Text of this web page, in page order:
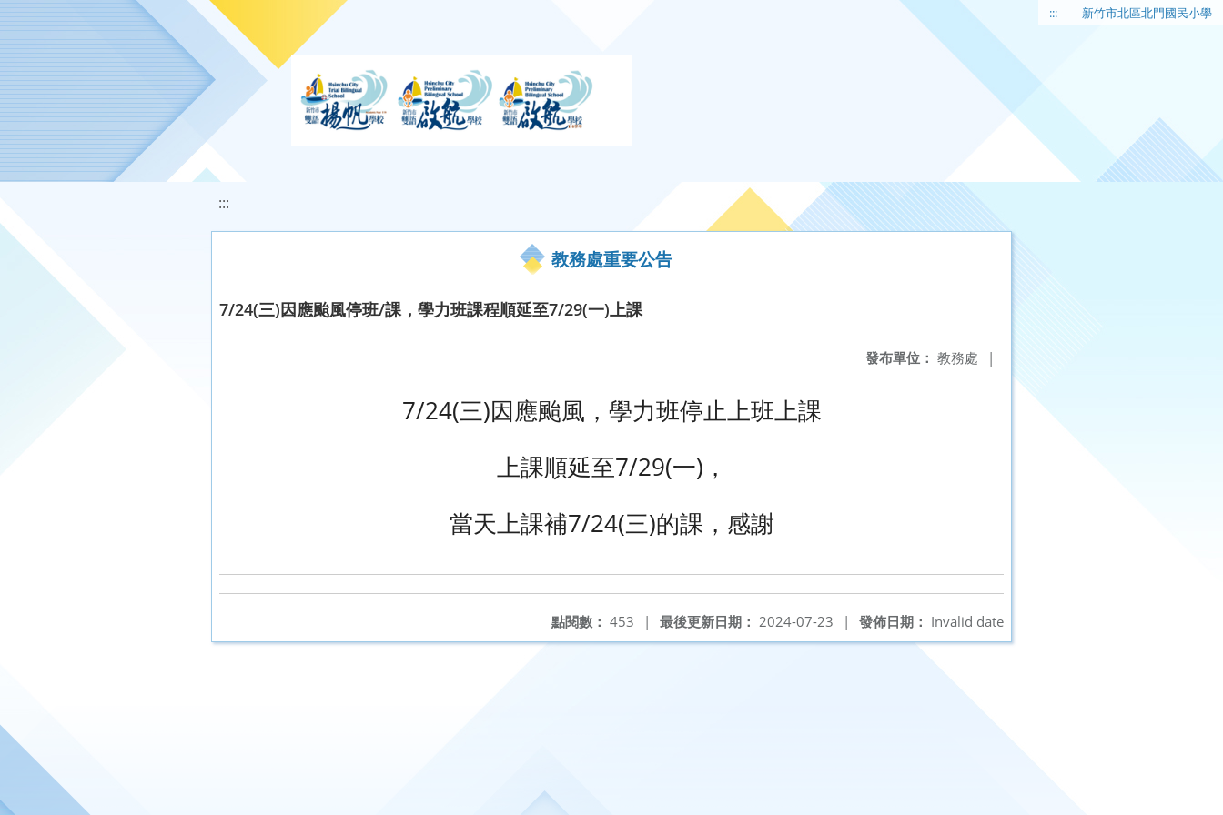
移至網頁之主要內容區位置 ::: 新竹市北區北門國民小學
:::
教務處重要公告
7/24(三)因應颱風停班/課，學力班課程順延至7/29(一)上課
發布單位： 教務處 |
7/24(三)因應颱風，學力班停止上班上課
上課順延至7/29(一)，
當天上課補7/24(三)的課，感謝
發佈日期： Invalid date
最後更新日期： 2024-07-23 |
點閱數： 453 |